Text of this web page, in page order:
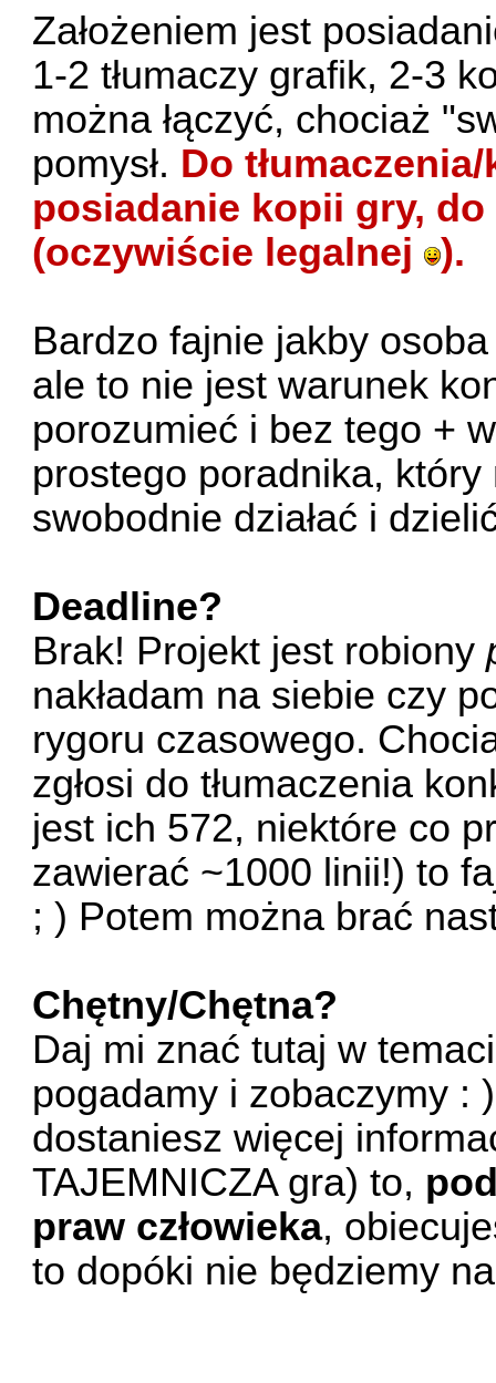
Założeniem jest
1-2 tłumaczy grafik, 2-3
można łączyć, chociaż
pomysł. Do
posiadanie kopii gry,
(oczywiście legalnej ).
Bardzo fajnie jakby
ale to nie jest warunek
porozumieć i bez tego +
prostego poradnika,
swobodnie działać i
Deadline?
Brak! Projekt jest robiony
nakładam na siebie czy
rygoru czasowego.
zgłosi do tłumaczenia
jest ich 572, niektóre co
zawierać ~1000 linii!) to
; ) Potem można brać
Chętny/Chętna?
Daj mi znać tutaj w
pogadamy i zobaczymy :
dostaniesz więcej
TAJEMNICZA gra) to,
praw człowieka,
to dopóki nie będziemy